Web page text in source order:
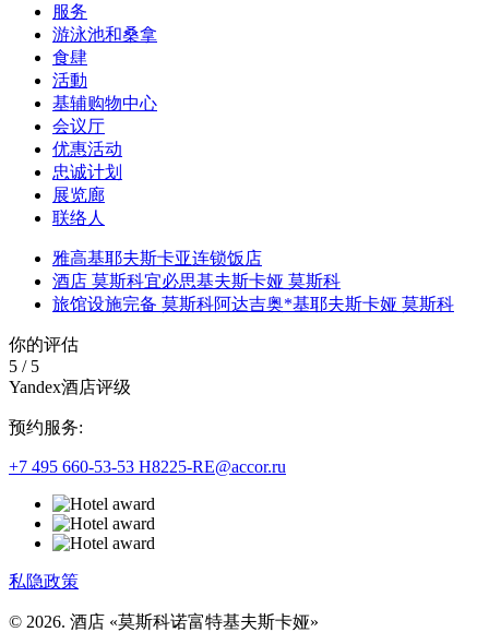
服务
游泳池和桑拿
食肆
活動
基辅购物中心
会议厅
优惠活动
忠诚计划
展览廊
联络人
雅高基耶夫斯卡亚连锁饭店
酒店 莫斯科宜必思基夫斯卡娅 莫斯科
旅馆设施完备 莫斯科阿达吉奥*基耶夫斯卡娅 莫斯科
你的评估
5 / 5
Yandex酒店评级
预约服务:
+7 495 660-53-53 H8225-RE@accor.ru
私隐政策
© 2026. 酒店 «莫斯科诺富特基夫斯卡娅»